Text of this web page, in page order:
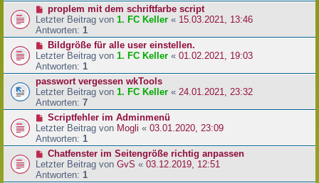
proplem mit dem schriftfarbe script
Letzter Beitrag von 1. FC Keller « 15.03.2021, 13:46
Antworten: 1
Bildgröße für alle user einstellen.
Letzter Beitrag von 1. FC Keller « 01.02.2021, 19:03
Antworten: 1
passwort vergessen wkTools
Letzter Beitrag von 1. FC Keller « 24.01.2021, 23:32
Antworten: 7
Scriptfehler im Adminmenü
Letzter Beitrag von Mogli « 03.01.2020, 23:09
Antworten: 1
Chatfenster im Seitengröße richtig anpassen
Letzter Beitrag von GvS « 03.12.2019, 12:51
Antworten: 1